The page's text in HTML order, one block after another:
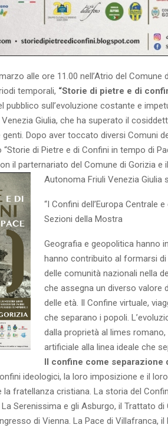
alle ore 11.00 nell’Atrio del Comune
temporali, “Storie di pietre e di
pubblico sull’evoluzione costante e
Giulia, che ha superato il
Dopo aver toccato diversi Comuni
di Pietre e di Confini in tempo di
il parternariato del Comune di Gorizia e
Autonoma Friuli Venezia Giulia
“I Confini dell’Europa Centrale
Sezioni della Mostra
Geografia e geopolitica hanno
hanno contribuito al formarsi
delle comunità nazionali nella
che assegna un diverso valore
delle età. Il Confine virtuale,
che separano i popoli.
dalla proprietà al limes
artificiale alla linea ideale che
Il confine come separazione
ideologici, la loro imposizione e il
la fratellanza cristiana. La storia del
Serenissima e gli Asburgo, il Trattato
di Vienna. La Pace di Villafranca, il